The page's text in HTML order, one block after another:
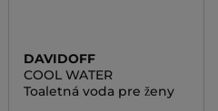
DAVIDOFF
COOL WATER
Toaletná voda pre ženy